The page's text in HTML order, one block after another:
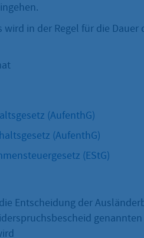
in der Regel für die
(AufenthG)
(AufenthG)
(EStG)
Entscheidung der